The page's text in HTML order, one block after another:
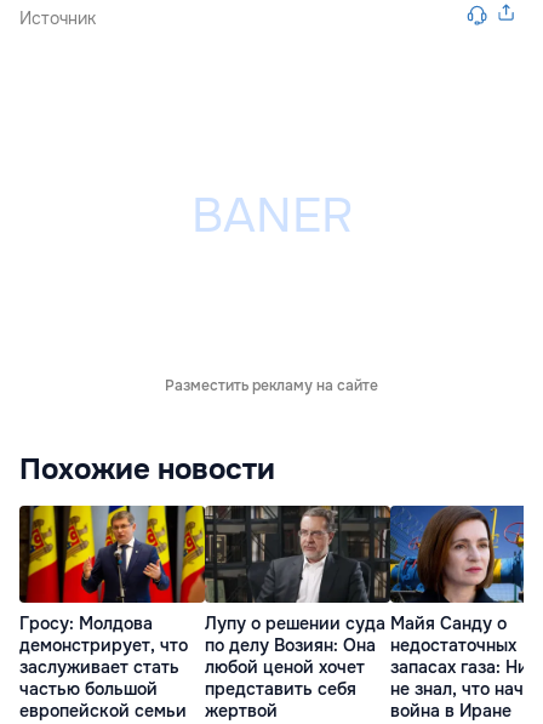
Источник
Разместить рекламу на сайте
Похожие новости
Гросу: Молдова
демонстрирует, что
заслуживает стать
частью большой
европейской семьи
Лупу о решении суда
по делу Возиян: Она
любой ценой хочет
представить себя
жертвой
Майя Санду о
недостаточных
запасах газа:
не знал, что
война в Иране